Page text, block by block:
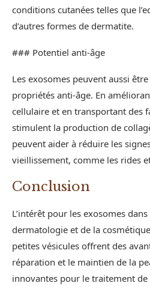
conditions cutanées telles que
d’autres formes de dermatite.
### Potentiel anti-âge
Les exosomes peuvent aussi
propriétés anti-âge. En
cellulaire et en transportant des
stimulent la production de
peuvent aider à réduire les
vieillissement, comme les rides
Conclusion
L’intérêt pour les exosomes
dermatologie et de la
petites vésicules offrent des
réparation et le maintien de la
innovantes pour le traitement